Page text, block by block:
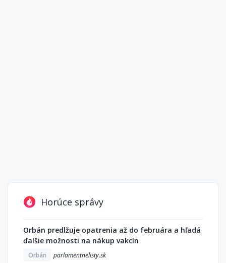
Horúce správy
Orbán predlžuje opatrenia až do februára a hľadá
ďalšie možnosti na nákup vakcín
Orbán parlamentnelisty.sk